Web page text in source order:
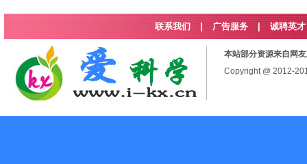
联系我们 广告服务 | 诚聘英才
本站部分资源来自网
Copyright @ 2012-